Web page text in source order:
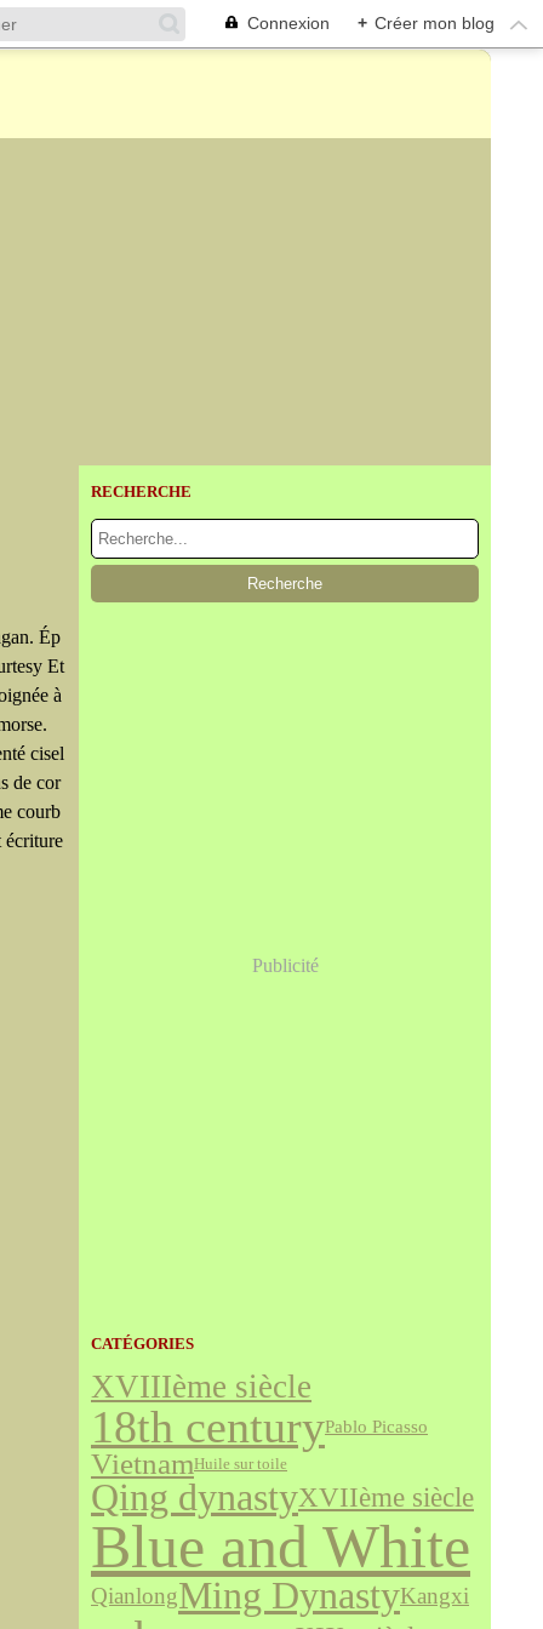
Connexion + Créer mon blog
Ép
Et
à
cisel
de cor
courb
écriture
RECHERCHE
Publicité
CATÉGORIES
XVIIIème siècle
18th centuryPablo Picasso
VietnamHuile sur toile
Qing dynastyXVIIème siècle
Blue and White
QianlongMing DynastyKangxi